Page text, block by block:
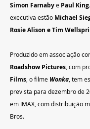
Simon Farnaby e Paul King
executiva estão Michael
Rosie Alison e Tim
Produzido em associação
Roadshow Pictures, com
Films, o filme Wonka, tem
prevista para dezembro de
em IMAX, com distribuição
Bros.